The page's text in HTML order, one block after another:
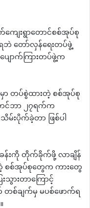
ကျေးရွာတောင်စစ်အုပ်စု
တော်လှန်ရေးတပ်ဖွဲ့
ာက်ကြားတပ်ဖွဲ့က
မှာ တပ်စွဲထားတဲ့ စစ်အုပ်စု
ဘာ ၂၇ရက်က
းပိုက်ခဲ့တာ ဖြစ်ပါ
းကို တိုက်ခိုက်ဖို့ လာချိန်
တဲ့ စစ်အုပ်စုတွေက ကားတွေ
ားတာကြောင့်
ချက်မှ မပစ်ဖောက်ရ